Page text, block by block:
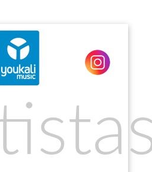
FOR JOOMLA 2.5 AND 3.0+